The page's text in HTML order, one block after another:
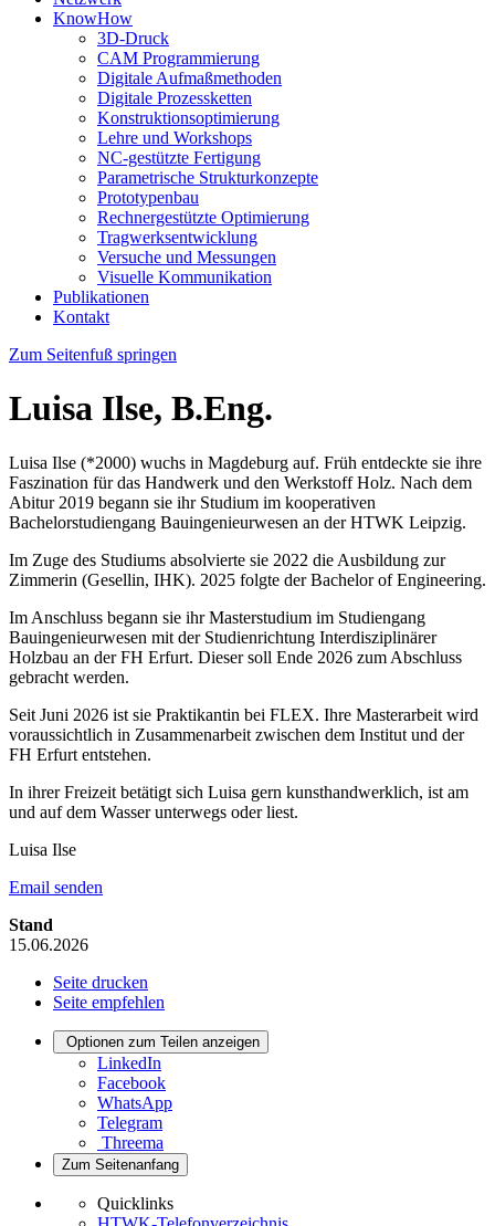
KnowHow
3D-Druck
CAM Programmierung
Digitale Aufmaßmethoden
Digitale Prozessketten
Konstruktionsoptimierung
Lehre und Workshops
NC-gestützte Fertigung
Parametrische Strukturkonzepte
Prototypenbau
Rechnergestützte Optimierung
Tragwerksentwicklung
Versuche und Messungen
Visuelle Kommunikation
Publikationen
Kontakt
Zum Seitenfuß springen
Luisa Ilse, B.Eng.
Luisa Ilse (*2000) wuchs in Magdeburg auf. Früh entdeckte sie ihre
Faszination für das Handwerk und den Werkstoff Holz. Nach dem
Abitur 2019 begann sie ihr Studium im kooperativen
Bachelorstudiengang Bauingenieurwesen an der HTWK Leipzig.
Im Zuge des Studiums absolvierte sie 2022 die Ausbildung zur
Zimmerin (Gesellin, IHK). 2025 folgte der Bachelor of Engineering.
Im Anschluss begann sie ihr Masterstudium im Studiengang
Bauingenieurwesen mit der Studienrichtung Interdisziplinärer
Holzbau an der FH Erfurt. Dieser soll Ende 2026 zum Abschluss
gebracht werden.
Seit Juni 2026 ist sie Praktikantin bei FLEX. Ihre Masterarbeit wird
voraussichtlich in Zusammenarbeit zwischen dem Institut und der
FH Erfurt entstehen.
In ihrer Freizeit betätigt sich Luisa gern kunsthandwerklich, ist am
und auf dem Wasser unterwegs oder liest.
Luisa Ilse
Email senden
Stand
15.06.2026
Seite drucken
Seite empfehlen
Optionen zum Teilen anzeigen
LinkedIn
Facebook
WhatsApp
Telegram
Threema
Zum Seitenanfang
Quicklinks